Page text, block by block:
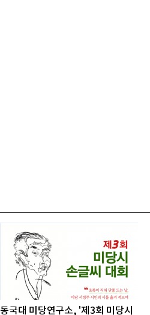
동국대 미당연구소, '제3회 미당시